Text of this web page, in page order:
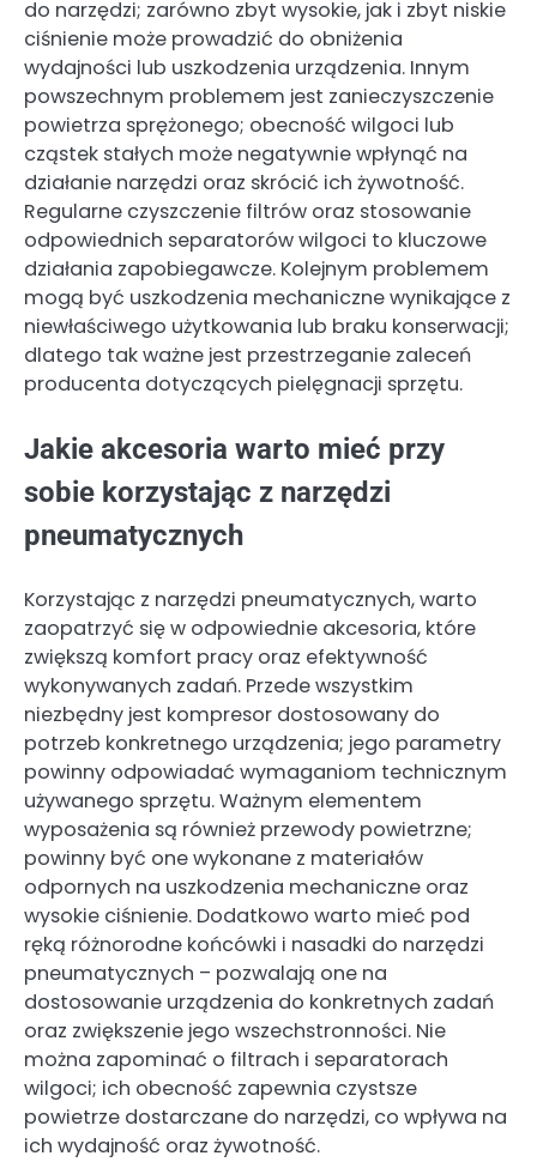
do narzędzi; zarówno zbyt wysokie, jak i zbyt niskie
ciśnienie może prowadzić do obniżenia
wydajności lub uszkodzenia urządzenia. Innym
powszechnym problemem jest zanieczyszczenie
powietrza sprężonego; obecność wilgoci lub
cząstek stałych może negatywnie wpłynąć na
działanie narzędzi oraz skrócić ich żywotność.
Regularne czyszczenie filtrów oraz stosowanie
odpowiednich separatorów wilgoci to kluczowe
działania zapobiegawcze. Kolejnym problemem
mogą być uszkodzenia mechaniczne wynikające z
niewłaściwego użytkowania lub braku konserwacji;
dlatego tak ważne jest przestrzeganie zaleceń
producenta dotyczących pielęgnacji sprzętu.
Jakie akcesoria warto mieć przy
sobie korzystając z narzędzi
pneumatycznych
Korzystając z narzędzi pneumatycznych, warto
zaopatrzyć się w odpowiednie akcesoria, które
zwiększą komfort pracy oraz efektywność
wykonywanych zadań. Przede wszystkim
niezbędny jest kompresor dostosowany do
potrzeb konkretnego urządzenia; jego parametry
powinny odpowiadać wymaganiom technicznym
używanego sprzętu. Ważnym elementem
wyposażenia są również przewody powietrzne;
powinny być one wykonane z materiałów
odpornych na uszkodzenia mechaniczne oraz
wysokie ciśnienie. Dodatkowo warto mieć pod
ręką różnorodne końcówki i nasadki do narzędzi
pneumatycznych – pozwalają one na
dostosowanie urządzenia do konkretnych zadań
oraz zwiększenie jego wszechstronności. Nie
można zapominać o filtrach i separatorach
wilgoci; ich obecność zapewnia czystsze
powietrze dostarczane do narzędzi, co wpływa na
ich wydajność oraz żywotność.